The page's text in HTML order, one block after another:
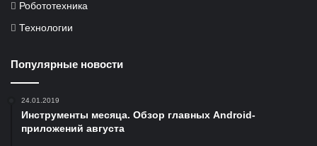
Робототехника
Технологии
Популярные новости
24.01.2019
Инструменты месяца. Обзор главных Android-
приложений августа